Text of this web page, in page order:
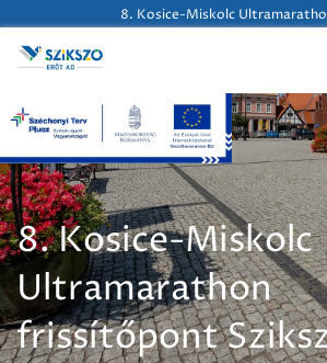
8. Kosice-Miskolc
8. Kosice-Miskolc
Ultramarathon
frissítőpont